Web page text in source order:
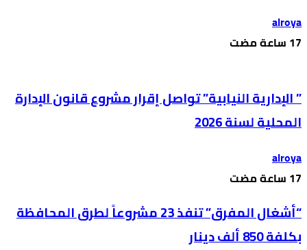
alroya
” الإدارية النيابية” تواصل إقرار مشروع قانون الإدارة
المحلية لسنة 2026
alroya
“أشغال المفرق” تنفذ 23 مشروعاً لطرق المحافظة
بكلفة 850 ألف دينار